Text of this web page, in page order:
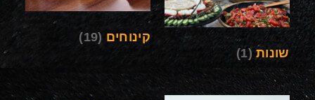
שונות(1)
קינוחים (19)